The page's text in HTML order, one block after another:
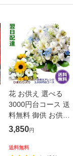
花 お供え 選べる
3000円台コース 送
料無料 御供 お供え
お悔やみ 花 生花
ンジメント 仏花 供
3,850円
送料無料